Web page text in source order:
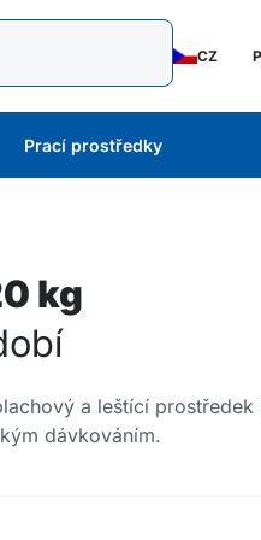
CZ
Prací prostředky
kg
a leštící
dávkováním.